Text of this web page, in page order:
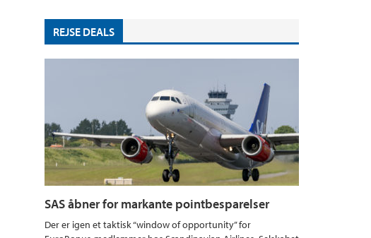
REJSE DEALS
SAS åbner for markante pointbesparelser
Der er igen et taktisk “window of opportunity” for